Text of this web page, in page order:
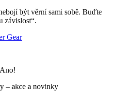
být věrní sami sobě. Buďte
závislost“.
Gear
– akce a novinky